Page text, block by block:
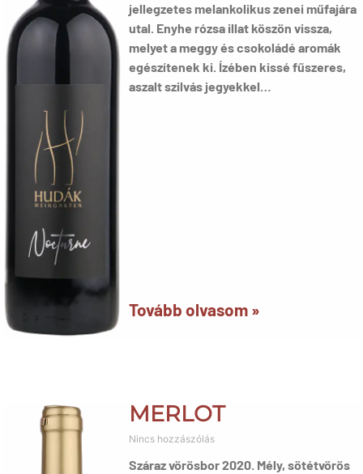
jellegzetes melankolikus zenei műfajára
utal. Enyhe rózsa illat köszön vissza,
melyet a meggy és csokoládé aromák
egészítenek ki. Ízében kissé fűszeres,
aszalt szilvás jegyekkel…
Tovább olvasom »
MERLOT
Nincs hozzászólás
Száraz vörösbor 2020. Mély, sötétvörös